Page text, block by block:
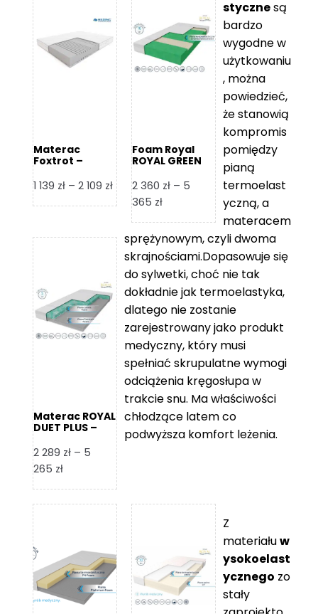
Materac
Foxtrot –
1 139 zł – 2 109 złZakres
cen:
1
139 zł
do
2
109 zł
Foam Royal
ROYAL GREEN
piankowy
2 360 zł – 5
365 złZakres
od
2
360 zł
5
365 zł
Materac ROYAL
DUET PLUS –
2 289 zł – 5
265 złZakres
od
do
5
265 zł
stycznesą
bardzo
wygodne w
użytkowaniu
, można
powiedzieć,
że stanowią
kompromis
pomiędzy
pianą
termoelast
yczną, a
materacem
sprężynowym, czyli dwoma
skrajnościami.Dopasowuje się
do sylwetki, choć nie tak
dokładnie jak termoelastyka,
dlatego nie zostanie
zarejestrowany jako produkt
medyczny, który musi
spełniać skrupulatne wymogi
odciążenia kręgosłupa w
trakcie snu. Ma właściwości
chłodzące latem co
podwyższa komfort leżenia.
Z
materiałuw
ysokoelast
ycznego zo
stały